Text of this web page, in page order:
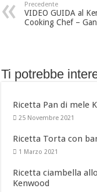
Precedente
VIDEO GUIDA al
Cooking Chef –
Ti potrebbe
Ricetta Pan di mele
25 Novembre 2021
Ricetta Torta con
1 Marzo 2021
Ricetta ciambella
Kenwood